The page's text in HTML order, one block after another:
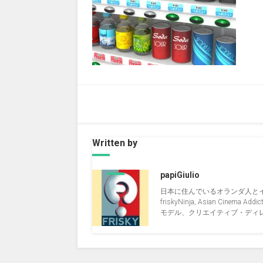
Written by
papiGiulio
日本に住んでいるオランダ人
friskyNinja, Asian Cinema
モデル、クリエイティブ・ディ